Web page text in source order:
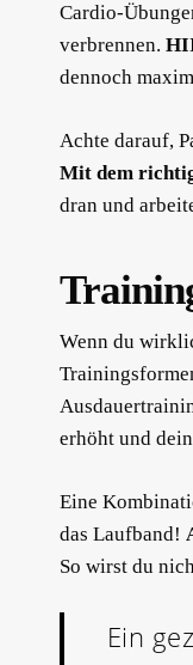
Cardio-
verbrennen.
dennoch
Achte darauf,
Mit dem
dran und
Wenn du
erhöht und
Eine
das Laufband!
So wirst du
Ein